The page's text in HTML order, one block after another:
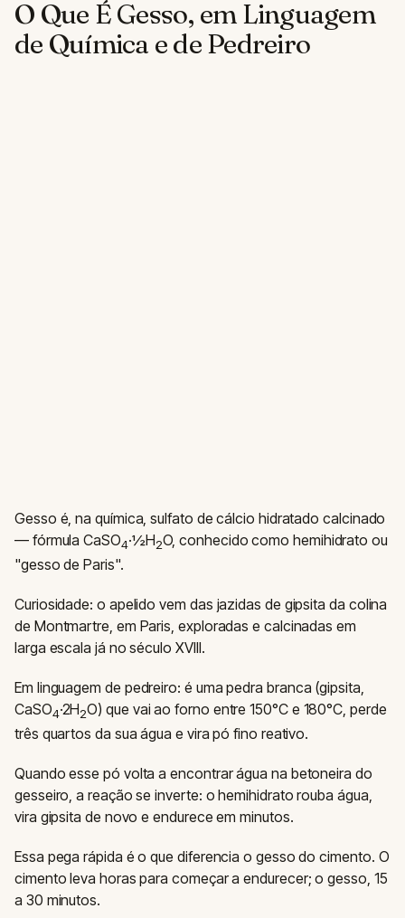
O Que É Gesso, em Linguagem
de Química e de Pedreiro
Gesso é, na química, sulfato de cálcio hidratado calcinado
— fórmula CaSO4·½H2O, conhecido como hemihidrato ou
"gesso de Paris".
Curiosidade: o apelido vem das jazidas de gipsita da colina
de Montmartre, em Paris, exploradas e calcinadas em
larga escala já no século XVIII.
Em linguagem de pedreiro: é uma pedra branca (gipsita,
CaSO4·2H2O) que vai ao forno entre 150°C e 180°C, perde
três quartos da sua água e vira pó fino reativo.
Quando esse pó volta a encontrar água na betoneira do
gesseiro, a reação se inverte: o hemihidrato rouba água,
vira gipsita de novo e endurece em minutos.
Essa pega rápida é o que diferencia o gesso do cimento. O
cimento leva horas para começar a endurecer; o gesso, 15
a 30 minutos.